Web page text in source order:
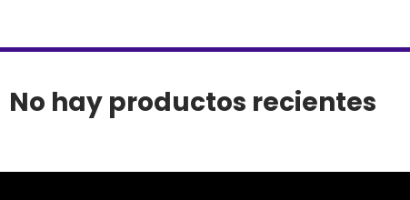
No hay productos recientes